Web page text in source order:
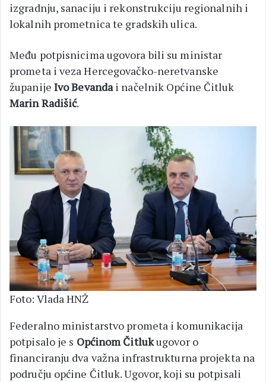
izgradnju, sanaciju i rekonstrukciju regionalnih i
lokalnih prometnica te gradskih ulica.
Među potpisnicima ugovora bili su ministar
prometa i veza Hercegovačko-neretvanske
županije Ivo Bevandai načelnik Općine Čitluk
Marin Radišić.
Foto: Vlada HNŽ
Federalno ministarstvo prometa i komunikacija
potpisalo je s Općinom Čitlukugovor o
financiranju dva važna infrastrukturna projekta na
području općine Čitluk. Ugovor, koji su potpisali